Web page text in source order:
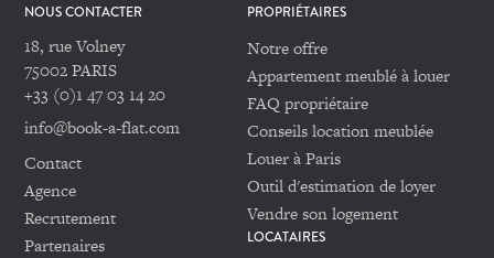
NOUS CONTACTER
18, rue Volney
75002 PARIS
+33 (0)1 47 03 14 20
info@book-a-flat.com
Contact
Agence
Recrutement
Partenaires
PROPRIÉTAIRES
Notre offre
Appartement meublé à louer
FAQ propriétaire
Conseils location meublée
Louer à Paris
Outil d'estimation de loyer
Vendre son logement
LOCATAIRES